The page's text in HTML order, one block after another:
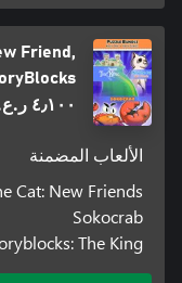
Friend,
٤٫١٠٠ ر.ع.‏
الألعاب المضمنة
Cat: New Friends
Sokocrab
The King